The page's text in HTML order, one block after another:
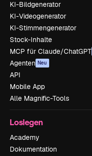
KI-Bildgenerator
KI-Videogenerator
KI-Stimmengenerator
Stock-Inhalte
MCP für Claude/ChatGPT
Agenten Neu
API
Mobile App
Alle Magnific-Tools
Loslegen
Academy
Dokumentation